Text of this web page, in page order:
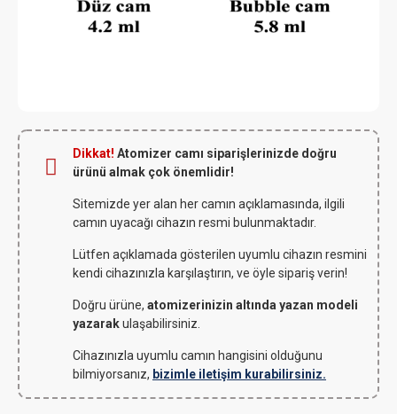
Dikkat! Atomizer camı siparişlerinizde doğru
ürünü almak çok önemlidir!
Sitemizde yer alan her camın açıklamasında, ilgili
camın uyacağı cihazın resmi bulunmaktadır.
Lütfen açıklamada gösterilen uyumlu cihazın resmini
kendi cihazınızla karşılaştırın, ve öyle sipariş verin!
Doğru ürüne, atomizerinizin altında yazan modeli
yazarakulaşabilirsiniz.
Cihazınızla uyumlu camın hangisini olduğunu
bilmiyorsanız, bizimle iletişim kurabilirsiniz.